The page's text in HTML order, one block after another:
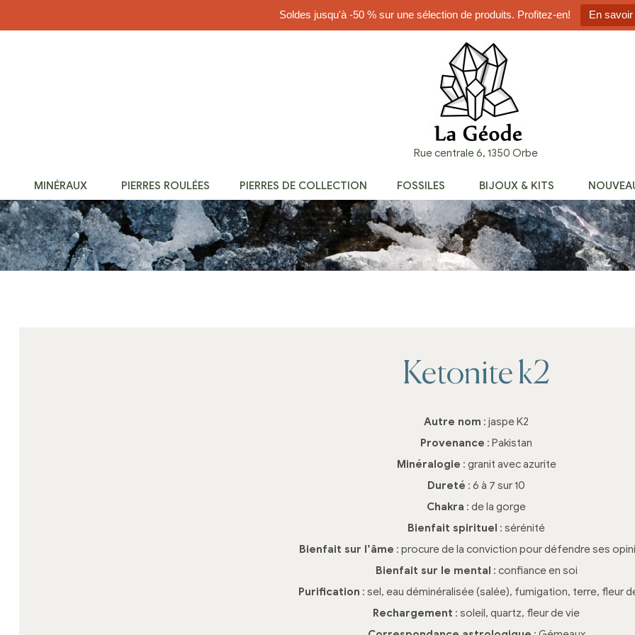
Soldes jusqu'à -50 % sur une sélection de produits. Profitez-en! En savoir
Rue centrale 6, 1350 Orbe
MINÉRAUX PIERRES ROULÉES PIERRES DE COLLECTION FOSSILES BIJOUX & KITS
Ketonite k2
Autre nom : jaspe K2
Provenance : Pakistan
Minéralogie : granit avec azurite
Dureté : 6 à 7 sur 10
Chakra : de la gorge
Bienfait spirituel : sérénité
Bienfait sur l’âme : procure de la conviction pour défendre ses
Bienfait sur le mental : confiance en soi
Purification : sel, eau déminéralisée (salée), fumigation, terre, fleur
Rechargement : soleil, quartz, fleur de vie